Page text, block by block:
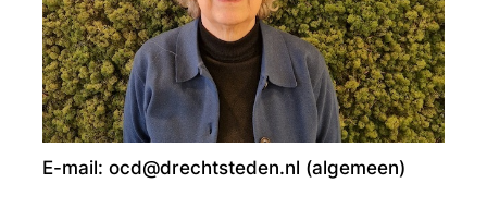
E-mail: ocd@drechtsteden.nl (algemeen)